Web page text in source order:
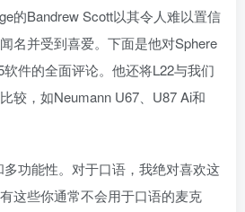
的Bandrew Scott以其令人难以置信
名并受到喜爱。下面是他对Sphere
件的全面评论。他还将L22与我们
较，如Neumann U67、U87 Ai和
功能性。对于口语，我绝对喜欢这
这些你通常不会用于口语的麦克